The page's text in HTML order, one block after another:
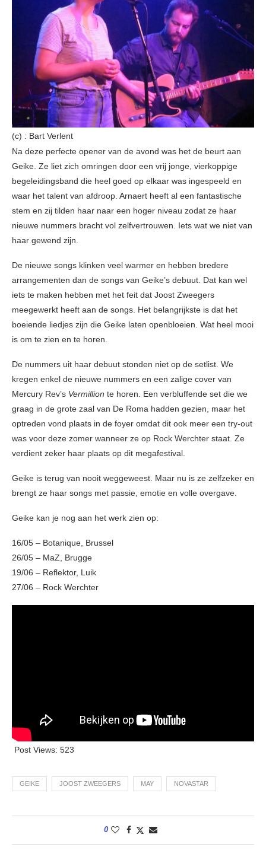
(c) : Bart Verlent
Na deze perfecte opener van de avond was het de beurt aan
Geike. Ze liet zich omringen door een vrij jonge, vierkoppige
begeleidingsband die heel goed op elkaar was ingespeeld en
waar het talent van afdroop. Arnaert heeft al een fantastische
stem en zij tilden haar naar een hoger niveau zodat ze haar
nieuwe nummers bracht vol zelfvertrouwen. Iets wat we niet van
haar gewend zijn.
De nieuwe songs klinken veel warmer en hebben bredere
arrangementen dan de songs van Geike’s debuut. Dat kan wel
iets te maken hebben met het feit dat Joost Zweegers
meegewerkt heeft aan de songs. Het belangrijkste is dat het
boeiende liedjes zijn die Geike laten openbloeien. Wat heel mooi
is om te zien en te horen.
De nummers uit haar debuut stonden niet op de setlist. We
kregen enkel de nieuwe nummers en een zalige cover van
Mercury Rev’s Vermillion te horen. Een verbluffende set die we
graag in de grote zaal van De Roma hadden gezien, maar het
optreden vond plaats in de foyer omdat dit ook meer een try-out
was voor deze zomer wanneer ze op Rock Werchter staat. Ze
verdient zeker haar plaats op dit megafestival.
Geike is terug van nooit weggeweest. Maar nu is ze zelfzeker en
brengt ze haar songs met passie, emotie en volle overgave.
Geike kan je nog aan het werk zien op:
16/05 – Botanique, Brussel
26/05 – MaZ, Brugge
19/06 – Reflektor, Luik
27/06 – Rock Werchter
Post Views: 523
GEIKE JOOST ZWEEGERS MAY NOVASTAR
0